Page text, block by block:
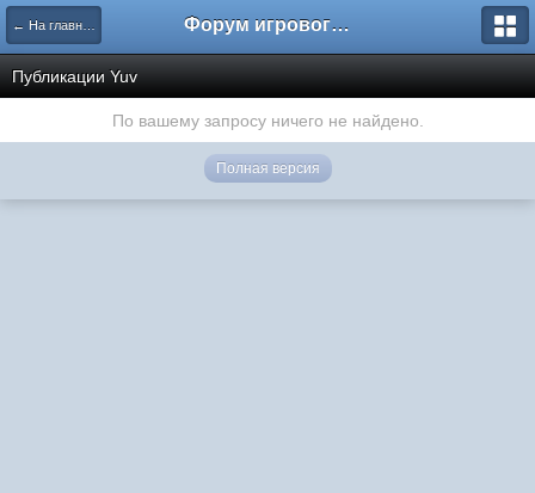
← На главную Форум игрового проекта Riverrise
Публикации Yuv
По вашему запросу ничего не найдено.
Полная версия